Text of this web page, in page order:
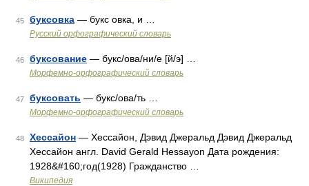
45 буксовка — букс овка, и …
Русский орфографический словарь
46 буксование — букс/ова/ни/е [й/э] …
Морфемно-орфографический словарь
47 буксовать — букс/ова/ть …
Морфемно-орфографический словарь
48 Хессайон — Хессайон, Дэвид Джеральд Дэвид Джеральд
Хессайон англ. David Gerald Hessayon Дата рождения:
1928&#160;год(1928) Гражданство …
Википедия